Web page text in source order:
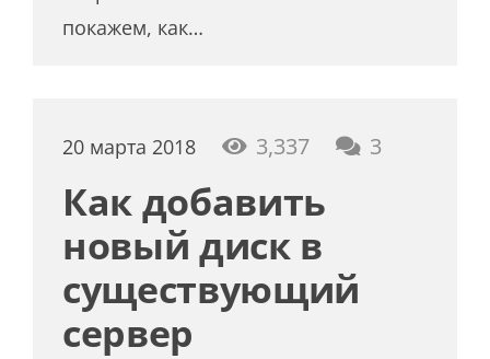
покажем, как…
20 марта 2018 3,337 3
Как добавить
новый диск в
существующий
сервер